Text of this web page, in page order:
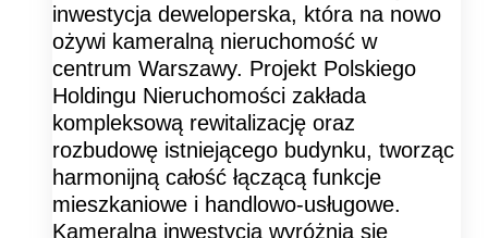
inwestycja deweloperska, która na nowo
ożywi kameralną nieruchomość w
centrum Warszawy. Projekt Polskiego
Holdingu Nieruchomości zakłada
kompleksową rewitalizację oraz
rozbudowę istniejącego budynku, tworząc
harmonijną całość łączącą funkcje
mieszkaniowe i handlowo-usługowe.
Kameralna inwestycja wyróżnia się